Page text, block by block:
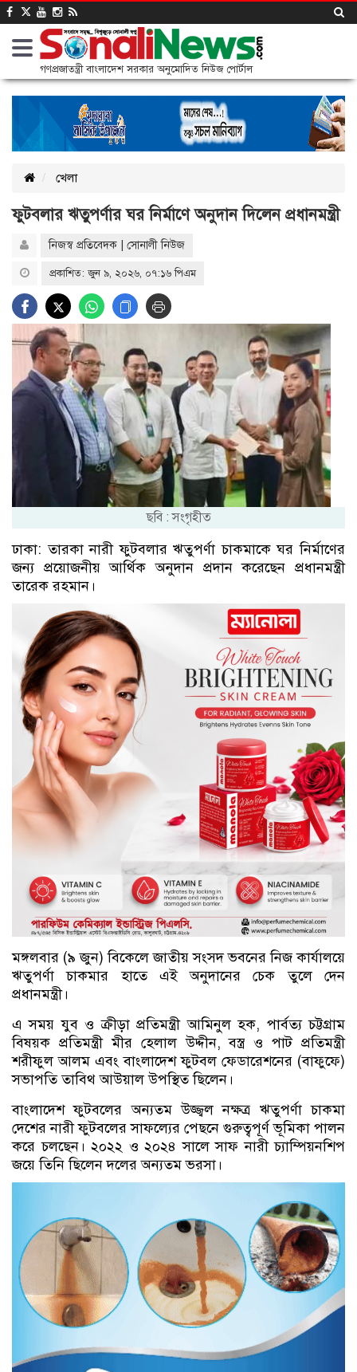
গণপ্রজাতন্ত্রী বাংলাদেশ সরকার অনুমোদিত নিউজ পোর্টাল
খেলা
ফুটবলার ঋতুপর্ণার ঘর নির্মাণে অনুদান দিলেন প্রধানমন্ত্রী
নিজস্ব প্রতিবেদক | সোনালী নিউজ
প্রকাশিত: জুন ৯, ২০২৬, ০৭:১৬ পিএম
ছবি : সংগৃহীত
ঢাকা: তারকা নারী ফুটবলার ঋতুপর্ণা চাকমাকে ঘর নির্মাণের
জন্য প্রয়োজনীয় আর্থিক অনুদান প্রদান করেছেন প্রধানমন্ত্রী
তারেক রহমান।
মঙ্গলবার (৯ জুন) বিকেলে জাতীয় সংসদ ভবনের নিজ কার্যালয়ে
ঋতুপর্ণা চাকমার হাতে এই অনুদানের চেক তুলে দেন
প্রধানমন্ত্রী।
এ সময় যুব ও ক্রীড়া প্রতিমন্ত্রী আমিনুল হক, পার্বত্য চট্টগ্রাম
বিষয়ক প্রতিমন্ত্রী মীর হেলাল উদ্দীন, বস্ত্র ও পাট প্রতিমন্ত্রী
শরীফুল আলম এবং বাংলাদেশ ফুটবল ফেডারেশনের (বাফুফে)
সভাপতি তাবিথ আউয়াল উপস্থিত ছিলেন।
বাংলাদেশ ফুটবলের অন্যতম উজ্জ্বল নক্ষত্র ঋতুপর্ণা চাকমা
দেশের নারী ফুটবলের সাফল্যের পেছনে গুরুত্বপূর্ণ ভূমিকা পালন
করে চলছেন। ২০২২ ও ২০২৪ সালে সাফ নারী চ্যাম্পিয়নশিপ
জয়ে তিনি ছিলেন দলের অন্যতম ভরসা।